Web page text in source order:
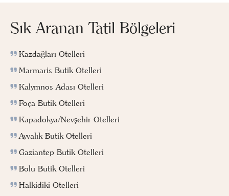
Sık Aranan Tatil Bölgeleri
Kazdağları Otelleri
Marmaris Butik Otelleri
Kalymnos Adası Otelleri
Foça Butik Otelleri
Kapadokya/Nevşehir Otelleri
Ayvalık Butik Otelleri
Gaziantep Butik Otelleri
Bolu Butik Otelleri
Halkidiki Otelleri